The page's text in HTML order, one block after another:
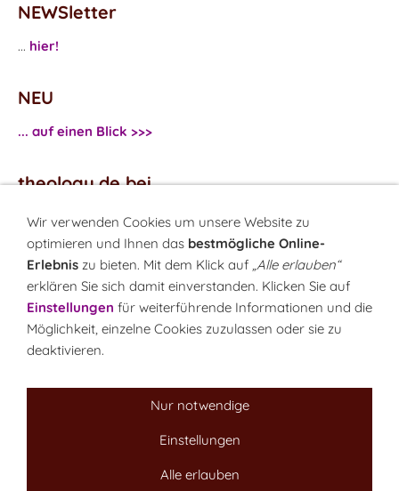
NEWSletter
... hier!
NEU
... auf einen Blick >>>
theology.de bei
...Facebook
...Twitter
Monatsrätsel
Rätseln & Gewinnen!
Über unsKontakt
Wir verwenden Cookies um unsere Website zu
optimieren und Ihnen das bestmögliche Online-
Erlebnis zu bieten. Mit dem Klick auf „Alle erlauben“
erklären Sie sich damit einverstanden. Klicken Sie auf
Einstellungen für weiterführende Informationen und die
Möglichkeit, einzelne Cookies zuzulassen oder sie zu
deaktivieren.
Nur notwendige
Einstellungen
Alle erlauben